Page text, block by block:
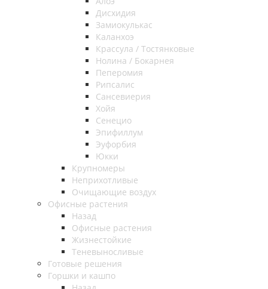
Дисхидия
Замиокулькас
Каланхоэ
Крассула / Тостянковые
Нолина / Бокарнея
Пеперомия
Рипсалис
Сансевиерия
Хойя
Сенецио
Эпифиллум
Эуфорбия
Юкки
Крупномеры
Неприхотливые
Очищающие воздух
Офисные растения
Назад
Офисные растения
Жизнестойкие
Теневыносливые
Готовые решения
Горшки и кашпо